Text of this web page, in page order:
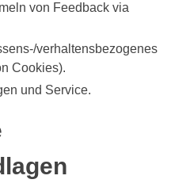
von Feedback via
verhaltensbezogenes
Cookies).
und Service.